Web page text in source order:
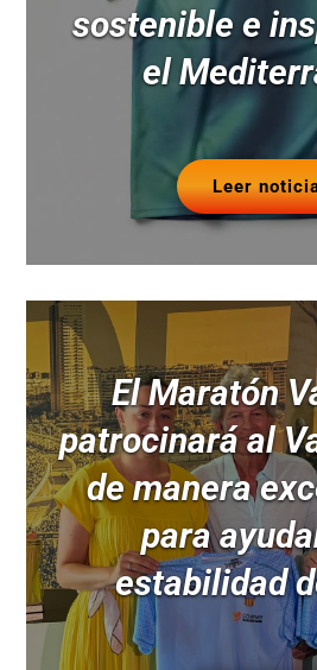
sostenible e
el
Leer
El Maratón
patrocinará al
de manera
para
estabilidad